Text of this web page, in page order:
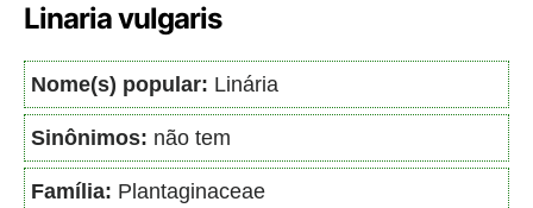
Linaria vulgaris
Nome(s) popular: Linária
Sinônimos: não tem
Família: Plantaginaceae